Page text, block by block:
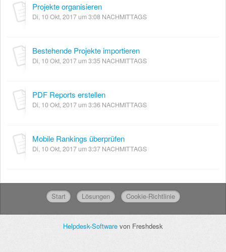
Projekte organisieren
Di, 10 Okt, 2017 um 3:08 NACHMITTAGS
Bestehende Projekte importieren
Di, 10 Okt, 2017 um 3:35 NACHMITTAGS
PDF Reports erstellen
Di, 10 Okt, 2017 um 3:36 NACHMITTAGS
Mobile Rankings überprüfen
Di, 10 Okt, 2017 um 3:37 NACHMITTAGS
Start Lösungen Cookie-Richtlinie
Helpdesk-Software von Freshdesk